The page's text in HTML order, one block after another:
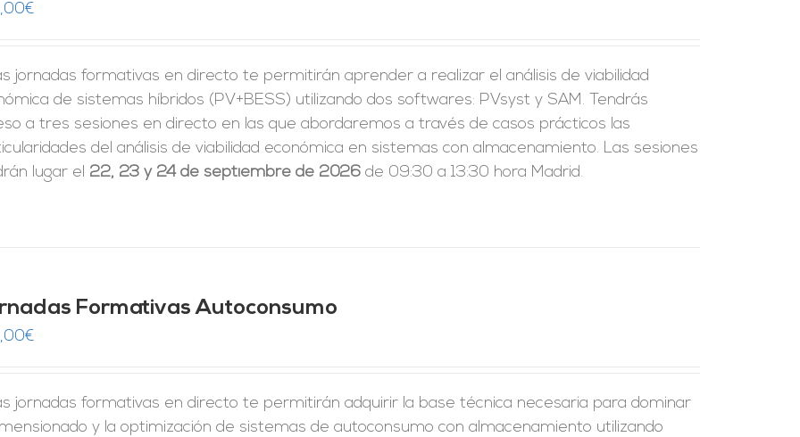
€
jornadas formativas en directo te permitirán aprender a realizar el análisis de viabilidad
de sistemas híbridos (PV+BESS) utilizando dos softwares: PVsyst y SAM. Tendrás
a tres sesiones en directo en las que abordaremos a través de casos prácticos las
del análisis de viabilidad económica en sistemas con almacenamiento. Las sesiones
lugar el 22, 23 y 24 de septiembre de 2026 de 09:30 a 13:30 hora Madrid.
Formativas Autoconsumo
€
jornadas formativas en directo te permitirán adquirir la base técnica necesaria para dominar
y la optimización de sistemas de autoconsumo con almacenamiento utilizando